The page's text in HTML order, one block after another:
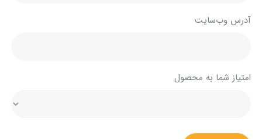
آدرس وب‌سایت
امتیاز شما به محصول